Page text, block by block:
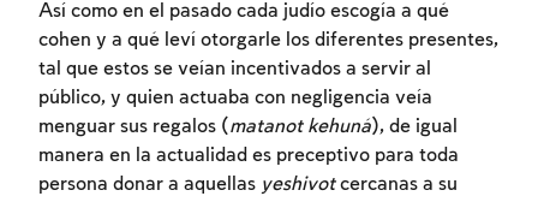
Así como en el pasado cada judío escogía a qué
cohen y a qué leví otorgarle los diferentes presentes,
tal que estos se veían incentivados a servir al
público, y quien actuaba con negligencia veía
menguar sus regalos (matanot kehuná), de igual
manera en la actualidad es preceptivo para toda
persona donar a aquellas yeshivotcercanas a su